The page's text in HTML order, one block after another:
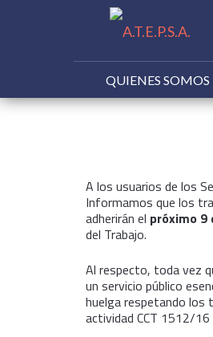
QUIENES SOMOS
A los usuarios de los
Informamos que los
adherirán el próximo 9
del Trabajo.
Al respecto, toda vez
un servicio público
huelga respetando los
actividad CCT 1512/